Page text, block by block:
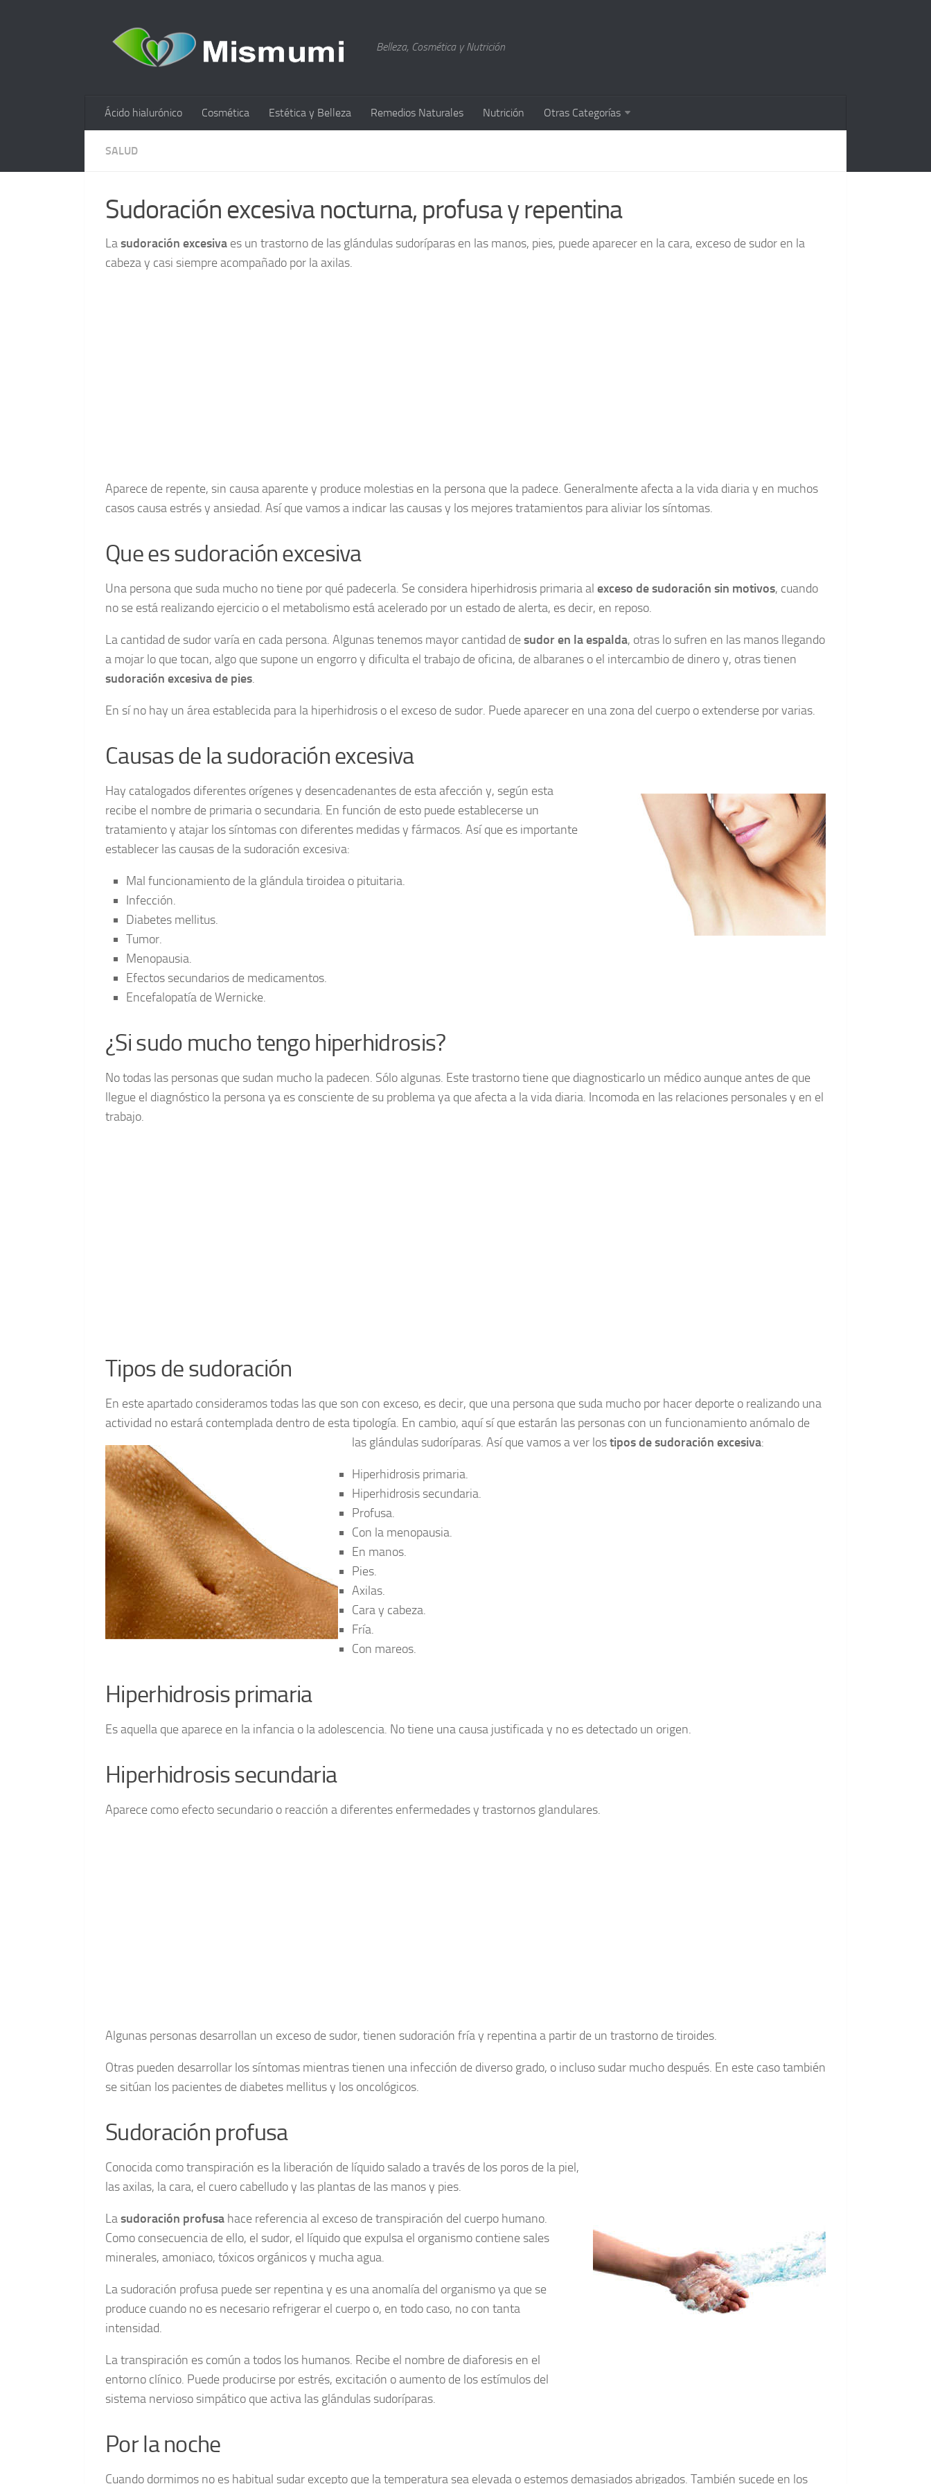
Belleza, Cosmética y Nutrición
Ácido hialurónico Cosmética Estética y Belleza Remedios Naturales Nutrición Otras Categorías
SALUD
Sudoración excesiva nocturna, profusa y repentina
Lasudoración excesiva es un trastorno de las glándulas sudoríparas en las manos, pies, puede aparecer en la cara, exceso de sudor en la
cabeza y casi siempre acompañado por la axilas.
Aparece de repente, sin causa aparente y produce molestias en la persona que la padece. Generalmente afecta a la vida diaria y en muchos
casos causa estrés y ansiedad. Así que vamos a indicar las causas y los mejores tratamientos para aliviar los síntomas.
Que es sudoración excesiva
Una persona que suda mucho no tiene por qué padecerla. Se considera hiperhidrosis primaria al exceso de sudoración sin motivos, cuando
no se está realizando ejercicio o el metabolismo está acelerado por un estado de alerta, es decir, en reposo.
La cantidad de sudor varía en cada persona. Algunas tenemos mayor cantidad desudor en la espalda, otras lo sufren en las manos llegando
a mojar lo que tocan, algo que supone un engorro y dificulta el trabajo de oficina, de albaranes o el intercambio de dinero y, otras tienen
sudoración excesiva de pies.
En sí no hay un área establecida para la hiperhidrosis o el exceso de sudor. Puede aparecer en una zona del cuerpo o extenderse por varias.
Causas de la sudoración excesiva
Hay catalogados diferentes orígenes y desencadenantes de esta afección y, según esta
recibe el nombre de primaria o secundaria. En función de esto puede establecerse un
tratamiento y atajar los síntomas con diferentes medidas y fármacos. Así que es importante
establecer las causas de la sudoración excesiva:
Mal funcionamiento de la glándula tiroidea o pituitaria.
Infección.
Diabetes mellitus.
Tumor.
Menopausia.
Efectos secundarios de medicamentos.
Encefalopatía de Wernicke.
¿Si sudo mucho tengo hiperhidrosis?
No todas las personas que sudan mucho la padecen. Sólo algunas. Este trastorno tiene que diagnosticarlo un médico aunque antes de que
llegue el diagnóstico la persona ya es consciente de su problema ya que afecta a la vida diaria. Incomoda en las relaciones personales y en el
trabajo.
Tipos de sudoración
En este apartado consideramos todas las que son con exceso, es decir, que una persona que suda mucho por hacer deporte o realizando una
actividad no estará contemplada dentro de esta tipología. En cambio, aquí sí que estarán las personas con un funcionamiento anómalo de
las glándulas sudoríparas. Así que vamos a ver lostipos de sudoración excesiva:
Hiperhidrosis primaria.
Hiperhidrosis secundaria.
Profusa.
Con la menopausia.
En manos.
Pies.
Axilas.
Cara y cabeza.
Fría.
Con mareos.
Hiperhidrosis primaria
Es aquella que aparece en la infancia o la adolescencia. No tiene una causa justificada y no es detectado un origen.
Hiperhidrosis secundaria
Aparece como efecto secundario o reacción a diferentes enfermedades y trastornos glandulares.
Algunas personas desarrollan un exceso de sudor, tienen sudoración fría y repentina a partir de un trastorno de tiroides.
Otras pueden desarrollar los síntomas mientras tienen una infección de diverso grado, o incluso sudar mucho después. En este caso también
se sitúan los pacientes de diabetes mellitus y los oncológicos.
Sudoración profusa
Conocida como transpiración es la liberación de líquido salado a través de los poros de la piel,
las axilas, la cara, el cuero cabelludo y las plantas de las manos y pies.
Lasudoración profusa hace referencia al exceso de transpiración del cuerpo humano.
Como consecuencia de ello, el sudor, el líquido que expulsa el organismo contiene sales
minerales, amoniaco, tóxicos orgánicos y mucha agua.
La sudoración profusa puede ser repentina y es una anomalía del organismo ya que se
produce cuando no es necesario refrigerar el cuerpo o, en todo caso, no con tanta
intensidad.
La transpiración es común a todos los humanos. Recibe el nombre de diaforesis en el
entorno clínico. Puede producirse por estrés, excitación o aumento de los estímulos del
sistema nervioso simpático que activa las glándulas sudoríparas.
Por la noche
Cuando dormimos no es habitual sudar excepto que la temperatura sea elevada o estemos demasiados abrigados. También sucede en los